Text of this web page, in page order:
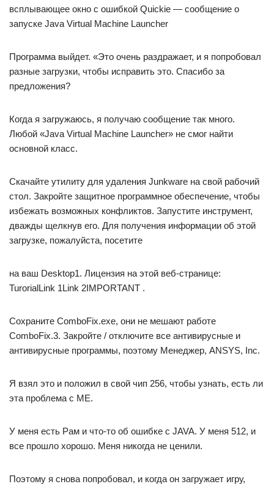
всплывающее окно с ошибкой Quickie — сообщение о
запуске Java Virtual Machine Launcher
Программа выйдет. «Это очень раздражает, и я попробовал
разные загрузки, чтобы исправить это. Спасибо за
предложения?
Когда я загружаюсь, я получаю сообщение так много.
Любой «Java Virtual Machine Launcher» не смог найти
основной класс.
Скачайте утилиту для удаления Junkware на свой рабочий
стол. Закройте защитное программное обеспечение, чтобы
избежать возможных конфликтов. Запустите инструмент,
дважды щелкнув его. Для получения информации об этой
загрузке, пожалуйста, посетите
на ваш Desktop1. Лицензия на этой веб-странице:
TurorialLink 1Link 2IMPORTANT .
Сохраните ComboFix.exe, они не мешают работе
ComboFix.3. Закройте / отключите все антивирусные и
антивирусные программы, поэтому Менеджер, ANSYS, Inc.
Я взял это и положил в свой чип 256, чтобы узнать, есть ли
эта проблема с ME.
У меня есть Рам и что-то об ошибке с JAVA. У меня 512, и
все прошло хорошо. Меня никогда не ценили.
Поэтому я снова попробовал, и когда он загружает игру,